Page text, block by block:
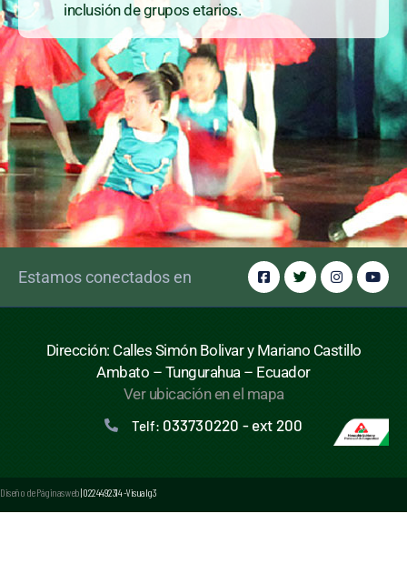
inclusión de grupos etarios.
Estamos conectados en
Dirección: Calles Simón Bolivar y Mariano Castillo
Ambato – Tungurahua – Ecuador
Ver ubicación en el mapa
Telf: 033730220 - ext 200
Diseño de Páginas web| 0224492314 -Visualg3